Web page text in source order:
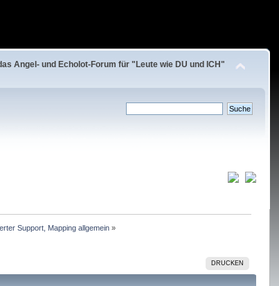
Angel- und Echolot-Forum für "Leute wie DU und ICH"
Support, Mapping allgemein»
DRUCKEN